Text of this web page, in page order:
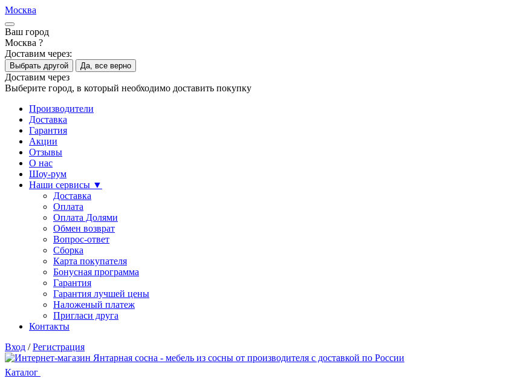
Москва
Ваш город
Москва ?
Доставим через:
Выбрать другой Да, все верно
Доставим через
Выберите город, в который необходимо доставить покупку
Производители
Доставка
Гарантия
Акции
Отзывы
О нас
Шоу-рум
Наши сервисы ▼
Доставка
Оплата
Оплата Долями
Обмен возврат
Вопрос-ответ
Сборка
Карта покупателя
Бонусная программа
Гарантия
Гарантия лучшей цены
Наложеный платеж
Пригласи друга
Контакты
Вход / Регистрация
Каталог